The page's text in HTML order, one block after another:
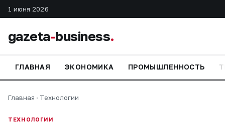
1 июня 2026
gazeta-business.
ГЛАВНАЯ ЭКОНОМИКА ПРОМЫШЛЕННОСТЬ
Главная · Технологии
ТЕХНОЛОГИИ